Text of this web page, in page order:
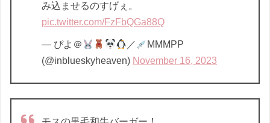
み込ませるのすげぇ。
pic.twitter.com/FzFbQGa88Q
— ぴよ＠ ／
MMMPP
(@inblueskyheaven) November 16, 2023